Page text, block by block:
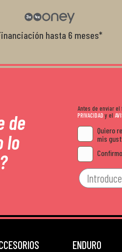
hasta 6 meses*
de
lo
Antes de enviar
PRIVACIDADy el
Quiero
mis
ENDURO